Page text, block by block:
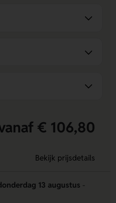
€ 106,80
Bekijk prijsdetails
13 augustus